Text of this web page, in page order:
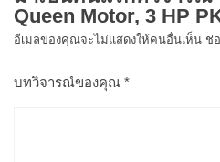
Queen Motor, 3 HP
อีเมลของคุณจะไม่แสดงให้คนอื่นเห็น ช่
บทวิจารณ์ของคุณ *